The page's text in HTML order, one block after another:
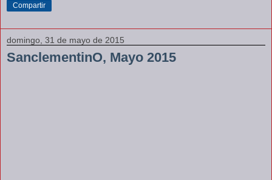
Compartir
domingo, 31 de mayo de 2015
SanclementinO, Mayo 2015